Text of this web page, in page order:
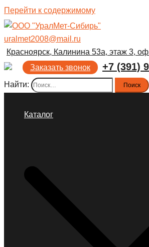
Перейти к содержимому
uralmet2008@mail.ru
Красноярск, Калинина 53а, этаж 3,
Заказать звонок
+7 (391)
Найти:
Каталог